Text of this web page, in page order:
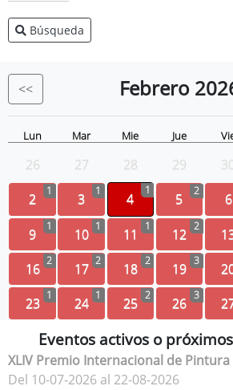
Agenda Presidencia
Eventos
Búsqueda
<< Febrero
Lun Mar Mie Jue
26 27 28 29
2 1 3 1 4
1
5 2 6
9 1 10 1 11 1 12 2
16 2 17 2 18 2 19 3
23 1 24 1 25 2 26 3
Eventos activos o
XLIV Premio Internacional de
Del 10-07-2026 al 22-08-2026